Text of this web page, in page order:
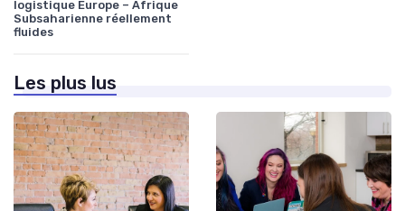
logistique Europe – Afrique
Subsaharienne réellement
fluides
Les plus lus